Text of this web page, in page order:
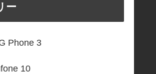
ー
Phone 3
10